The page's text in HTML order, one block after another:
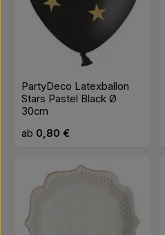
PartyDeco Latexballon
Stars Pastel Black Ø
30cm
Regulärer Preis:
ab 0,80 €